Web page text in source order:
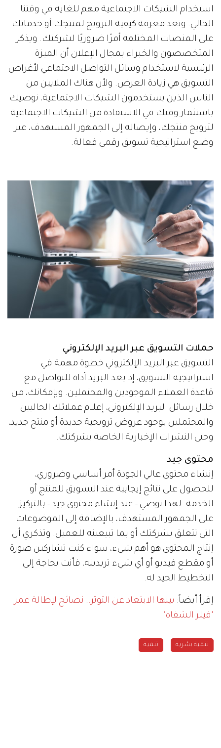
استخدام الشبكات الاجتماعية مهم للغاية في وقتنا
الحالي. وتعد معرفة كيفية الترويج لمنتجك أو خدماتك
على المنصات المختلفة أمرًا ضروريًا لشركتك. ويذكر
المتخصصون والخبراء بمجال الإعلان أن الميزة
الرئيسية لاستخدام وسائل التواصل الاجتماعي لأغراض
التسويق هي زيادة العرض. ولأن هناك الملايين من
الناس الذين يستخدمون الشبكات الاجتماعية، نوصيك
باستثمار وقتك في الاستفادة من الشبكات الاجتماعية
لترويج منتجك، وإيصاله إلى الجمهور المستهدف، عبر
وضع استراتيجية تسويق رقمي فعالة.
حملات التسويق عبر البريد الإلكتروني
التسويق عبر البريد الإلكتروني خطوة مهمة في
استراتيجية التسويق، إذ يعد البريد أداة للتواصل مع
قاعدة العملاء الموجودين والمحتملين. وبإمكانك، من
خلال رسائل البريد الإلكتروني، إعلام عملائك الحاليين
والمحتملين بوجود عروض ترويجية جديدة أو منتج جديد،
وحتى النشرات الإخبارية الخاصة بشركتك.
محتوى جيد
إنشاء محتوى عالي الجودة أمر أساسي وضروري،
للحصول على نتائج إيجابية عند التسويق للمنتج أو
الخدمة. لهذا نوصي - عند إنشاء محتوى جيد - بالتركيز
على الجمهور المستهدف، بالإضافة إلى الموضوعات
التي تتعلق بشركتك أو بما تبيعينه للعميل. وتذكري أن
إنتاج المحتوى هو أهم شيء، سواء كنت تشاركين صورة
أو مقطع فيديو أو أي شيء تريدينه، فأنت بحاجة إلى
التخطيط الجيد له.
إقرأ أيضاً: بينها الابتعاد عن التوتر.. نصائح لإطالة عمر
"فيلر الشفاه"
تنمية بشرية تنمية